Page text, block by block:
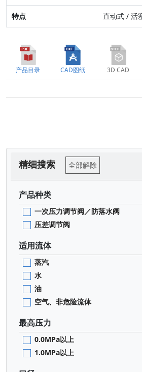
直动式 / 活
产品目录 CAD图纸 3D CAD
精细搜索 全部解除
产品种类
一次压力调节阀／防落水阀
压差调节阀
适用流体
蒸汽
水
油
空气、非危险流体
最高压力
0.0MPa以上
1.0MPa以上